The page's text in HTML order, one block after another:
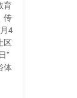
育
传
4
区
”
体